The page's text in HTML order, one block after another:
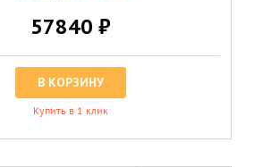
57840 ₽
В КОРЗИНУ
Купить в 1 клик